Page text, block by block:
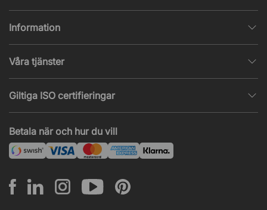
Information
Försäljningsvillkor
Populära sidor
Nyheter & artiklar
Våra tjänster
Tysta rum & telefonbås
Projekt & offert
Montering
Betala när och hur du vill
Giltiga ISO certifieringar
ISO 14001– Miljöledning
ISO 45001– Arbetsmiljöledning